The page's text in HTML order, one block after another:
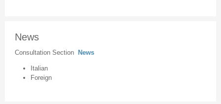
News
Consultation Section News
Italian
Foreign